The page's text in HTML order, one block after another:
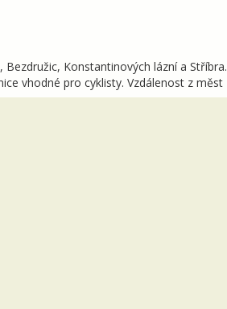
Konstantinových lázní a Stříbra.
vhodné pro cyklisty. Vzdálenost z měst